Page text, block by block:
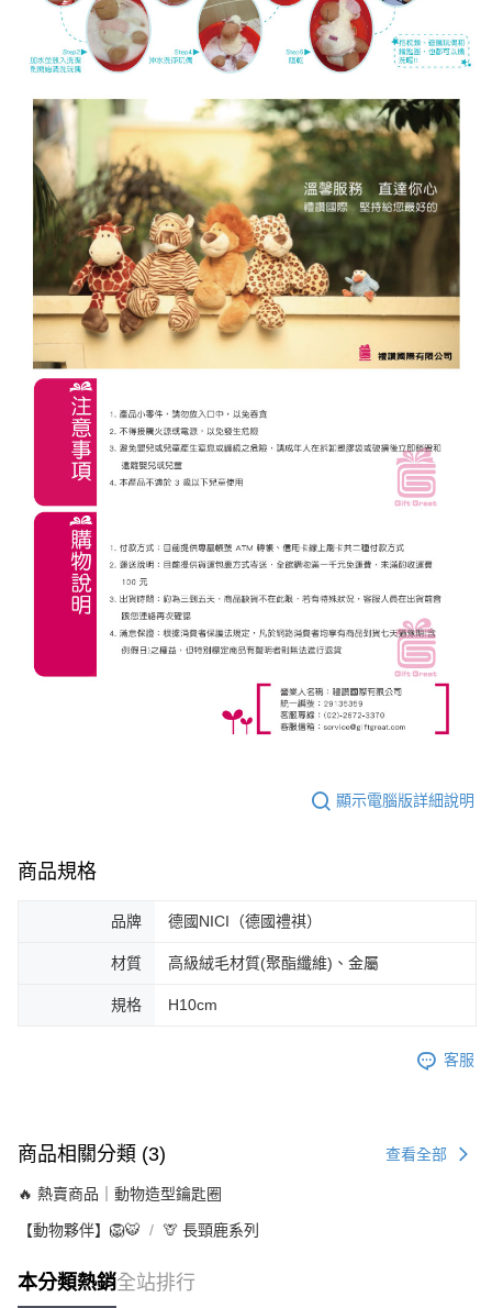
顯示電腦版詳細說明
商品規格
品牌 德國NICI（德國禮祺）
材質 高級絨毛材質(聚酯纖維)、金屬
規格 H10cm
客服
商品相關分類 (3) 查看全部
🔥 熱賣商品｜動物造型鑰匙圈
【動物夥伴】🦁🐯 🦒 長頸鹿系列
本分類熱銷全站排行